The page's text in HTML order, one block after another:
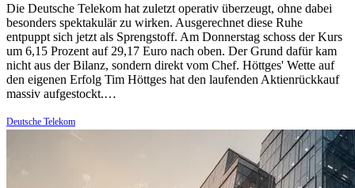
Die Deutsche Telekom hat zuletzt operativ überzeugt, ohne dabei
besonders spektakulär zu wirken. Ausgerechnet diese Ruhe
entpuppt sich jetzt als Sprengstoff. Am Donnerstag schoss der Kurs
um 6,15 Prozent auf 29,17 Euro nach oben. Der Grund dafür kam
nicht aus der Bilanz, sondern direkt vom Chef. Höttges' Wette auf
den eigenen Erfolg Tim Höttges hat den laufenden Aktienrückkauf
massiv aufgestockt.…
Deutsche Telekom